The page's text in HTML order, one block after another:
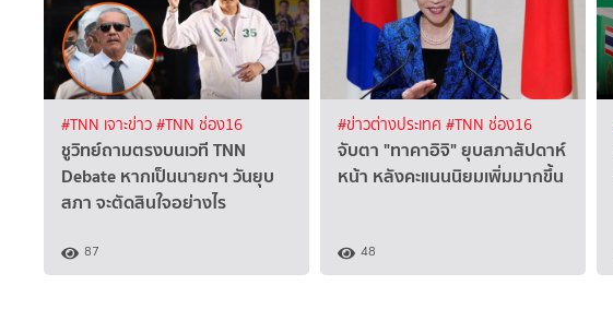
#TNN เจาะข่าว#TNN ช่อง16
ชูวิทย์ถามตรงบนเวที TNN
Debate หากเป็นนายกฯ วันยุบ
สภา จะตัดสินใจอย่างไร
87
#ข่าวต่างประเทศ #TNN ช่อง16
จับตา "ทาคาอิจิ" ยุบสภาสัปดาห์
หน้า หลังคะแนนนิยมเพิ่มมากขึ้น
48